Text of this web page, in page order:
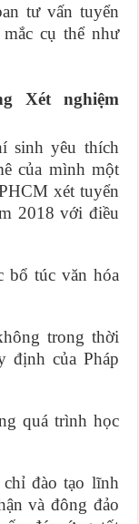
tư vấn tuyển
cụ thể như
Xét nghiệm
sinh yêu thích
của mình một
xét tuyển
2018 với điều
bổ túc văn hóa
trong thời
định của Pháp
quá trình học
đào tạo lĩnh
và đông đảo